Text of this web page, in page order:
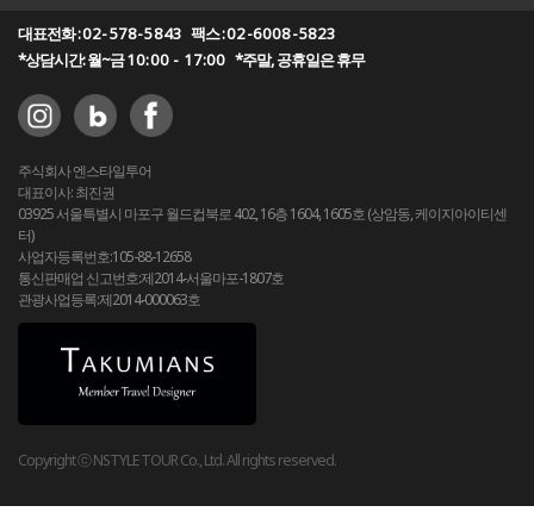
대표전화 :02-578-5843 팩스 :02-6008-5823
*상담시간: 월~금10:00 - 17:00 *주말, 공휴일은 휴무
주식회사 엔스타일투어
대표이사: 최진권
03925 서울특별시 마포구 월드컵북로 402, 16층 1604, 1605호 (상암동, 케이지아이티센
터)
사업자등록번호:105-88-12658
통신판매업 신고번호:제2014-서울마포-1807호
관광사업등록:제2014-000063호
Copyright ⓒ NSTYLE TOUR Co., Ltd. All rights reserved.